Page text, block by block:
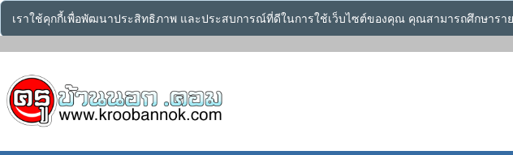
เราใช้คุกกี้เพื่อพัฒนาประสิทธิภาพ และประสบการณ์ที่ดีในการใช้เว็บไซต์ของคุณ คุณสามารถศึกษาราย